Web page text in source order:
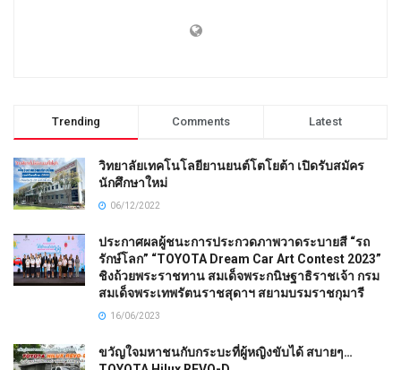
Trending Comments Latest
วิทยาลัยเทคโนโลยียานยนต์โตโยต้า เปิดรับสมัคร
นักศึกษาใหม่
06/12/2022
ประกาศผลผู้ชนะการประกวดภาพวาดระบายสี “รถ
รักษ์โลก” “TOYOTA Dream Car Art Contest 2023”
ชิงถ้วยพระราชทาน สมเด็จพระกนิษฐาธิราชเจ้า กรม
สมเด็จพระเทพรัตนราชสุดาฯ สยามบรมราชกุมารี
16/06/2023
ขวัญใจมหาชนกับกระบะที่ผู้หญิงขับได้ สบายๆ…